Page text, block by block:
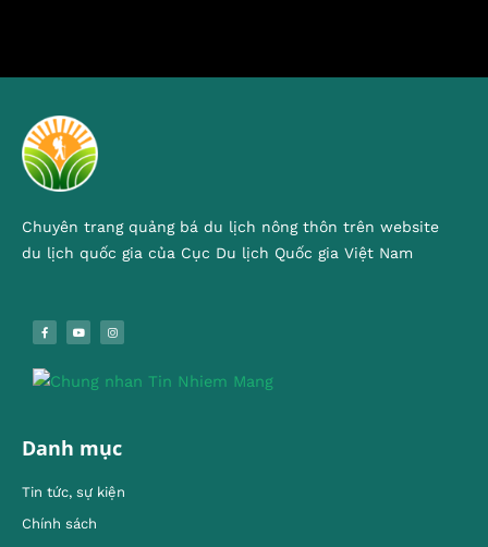
Chuyên trang quảng bá du lịch nông thôn trên website
du lịch quốc gia của Cục Du lịch Quốc gia Việt Nam
Danh mục
Tin tức, sự kiện
Chính sách